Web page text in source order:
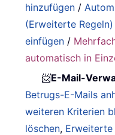
hinzufügen /
(Erweiterte Regeln)
einfügen /
automatisch in
📨E-Mail-
Betrugs-E-Mails
weiteren Kriterien
löschen, Erweiterte